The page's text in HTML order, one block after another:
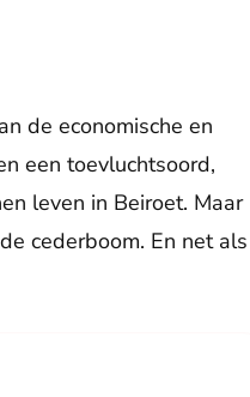
de economische en
een toevluchtsoord,
leven in Beiroet. Maar
cederboom. En net als